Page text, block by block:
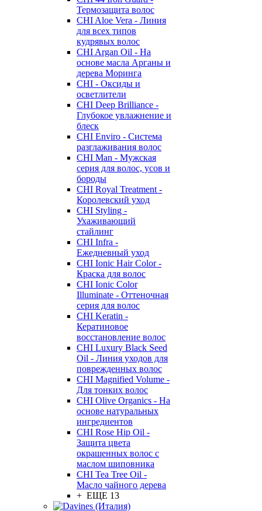
Термозащита волос
CHI Aloe Vera - Линия
для всех типов
кудрявых волос
CHI Argan Oil - На
основе масла Арганы и
дерева Моринга
CHI - Оксиды и
осветлители
CHI Deep Brilliance -
Глубокое увлажнение и
блеск
CHI Enviro - Система
разглаживания волос
CHI Man - Мужская
серия для волос, усов и
бороды
CHI Royal Treatment -
Королевский уход
CHI Styling -
Ухаживающий
стайлинг
CHI Infra -
Ежедневный уход
CHI Ionic Hair Color -
Краска для волос
CHI Ionic Color
Illuminate - Оттеночная
серия для волос
CHI Keratin -
Кератиновое
восстановление волос
CHI Luxury Black Seed
Oil - Линия уходов для
поврежденных волос
CHI Magnified Volume -
Для тонких волос
CHI Olive Organics - На
основе натуральных
ингредиентов
CHI Rose Hip Oil -
Защита цвета
окрашенных волос с
маслом шиповника
CHI Tea Tree Oil -
Масло чайного дерева
+ ЕЩЕ 13